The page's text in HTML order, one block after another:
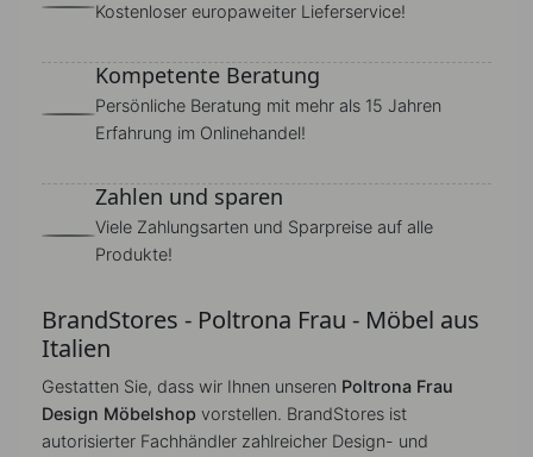
Kostenloser europaweiter Lieferservice!
Kompetente Beratung
Persönliche Beratung mit mehr als 15 Jahren
Erfahrung im Onlinehandel!
Zahlen und sparen
Viele Zahlungsarten und Sparpreise auf alle
Produkte!
BrandStores - Poltrona Frau - Möbel aus
Italien
Gestatten Sie, dass wir Ihnen unseren Poltrona Frau
Design Möbelshop vorstellen. BrandStores ist
autorisierter Fachhändler zahlreicher Design- und